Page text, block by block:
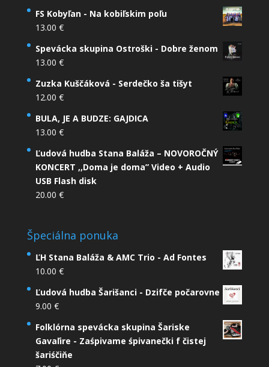
FS Kobyľan - Na kobiľskim poľu
13.00 €
Spevácka skupina Ostroški - Dobre ženom
13.00 €
Zuzka Kuščáková - Serdečko ša tišyt
12.00 €
BULA, JE A BUDZE: GAJDICA
13.00 €
Ľudová hudba Stana Baláža – NOVOROČNÝ
KONCERT ,,Doma je doma” Video + Audio
USB Flash disk
20.00 €
Špeciálna ponuka
ĽH Stana Baláža & AMC Trio - Ad Fontes
10.00 €
Ľudová hudba Šarišanci - Dzifče počarovne
9.00 €
Folklórna spevácka skupina Šariske
Gavaľire - Zaśpivame śpivanečki f čistej
šariśčiňe